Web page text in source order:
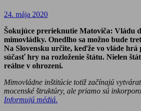
24. mája 2020
Šokujúce prerieknutie Matoviča: Vládu
mimovládky. Onedlho sa možno bude
Na Slovensku určite, keďže vo vláde hrá
súčasť hry na rozloženie štátu. Nielen
reálne v ohrození.
Mimovládne inštitúcie totiž začínajú
mocenské štruktúry, ale priamo sú
Informujú médiá.